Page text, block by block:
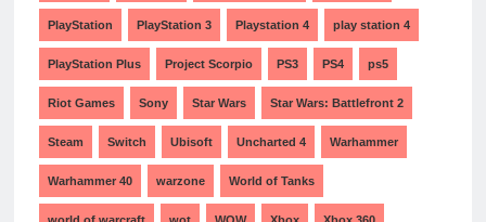
PlayStation PlayStation 3 Playstation 4 play station 4
PlayStation Plus Project Scorpio PS3 PS4 ps5
Riot Games Sony Star Wars Star Wars: Battlefront 2
Steam Switch Ubisoft Uncharted 4 Warhammer
Warhammer 40 warzone World of Tanks
world of warcraft wot WOW Xbox Xbox 360